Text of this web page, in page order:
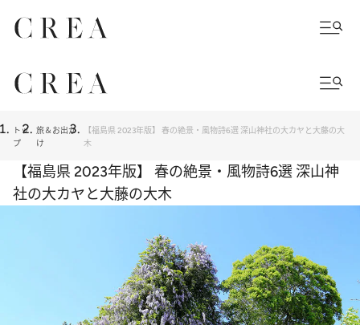
トッ
プ
旅＆お出か
け
【福島県 2023年版】 春の絶景・風物詩6選 深山神社の大カヤと大藤の大
木
【福島県 2023年版】 春の絶景・風物詩6選 深山神
社の大カヤと大藤の大木